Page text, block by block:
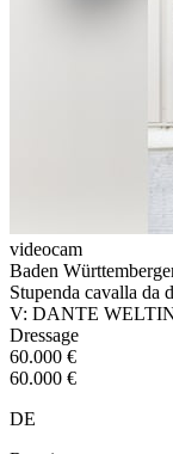
videocam
Baden
Stupenda cavalla da
V: DANTE
Dressage
60.000 €
60.000 €
DE